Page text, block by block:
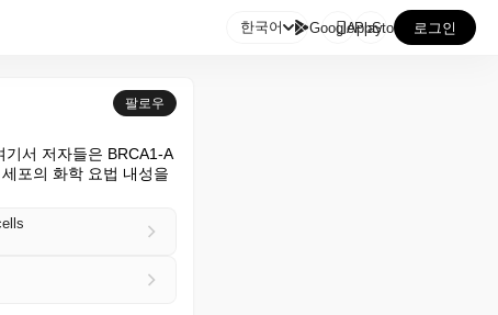
한국어 GooglePlay
AppStore 로그인
팔로우
서 저자들은 BRCA1-A
포의 화학 요법 내성을